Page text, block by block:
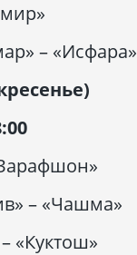
– «Исфара»
– «Чашма»
«Куктош»